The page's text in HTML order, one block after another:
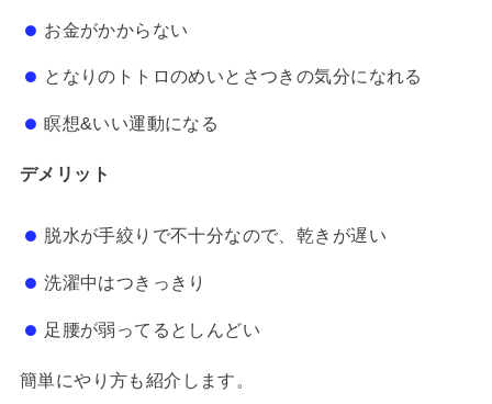
お金がかからない
となりのトトロのめいとさつきの気分になれる
瞑想&いい運動になる
デメリット
脱水が手絞りで不十分なので、乾きが遅い
洗濯中はつきっきり
足腰が弱ってるとしんどい
簡単にやり方も紹介します。